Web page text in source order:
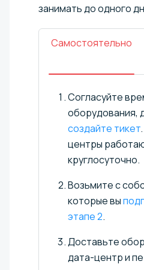
занимать до одного
Самостоятельно
Согласуйте
оборудования,
создайте тикет
центры
круглосуточно.
Возьмите с
которые вы
этапе 2.
Доставьте
дата-центр и